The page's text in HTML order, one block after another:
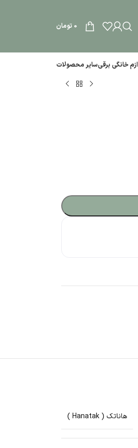
0 تومان
خانگی برقیسایر محصولات
هاناتک ( Hanatak )